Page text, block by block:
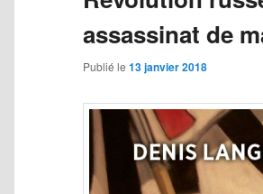
assassinat de
Publié le 13 janvier 2018